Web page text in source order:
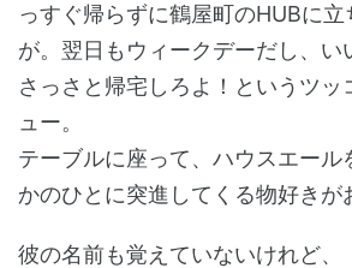
っすぐ帰らずに鶴屋町のHUBに
が。翌日もウィークデーだし、い
さっさと帰宅しろよ！というツッ
ュー。
テーブルに座って、ハウスエール
かのひとに突進してくる物好きが
彼の名前も覚えていないけれど、